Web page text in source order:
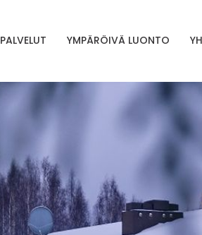
PALVELUT YMPÄRÖIVÄ LUONTO